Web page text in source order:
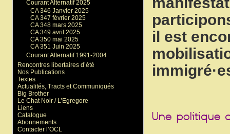
il est
Courant Alternatif 2025
CA 346 Janvier 2025
CA 347 février 2025
CA 348 mars 2025
CA 349 avril 2025
CA 350 mai 2025
CA 351 Juin 2025
Courant Alternatif 1991-2004
Rencontres libertaires d’été
Nos Publications
Textes
Actualités, Tracts et Communiqués
Big Brother
Le Chat Noir / L’Egregore
Liens
Catalogue
Abonnements
Contacter l’OCL